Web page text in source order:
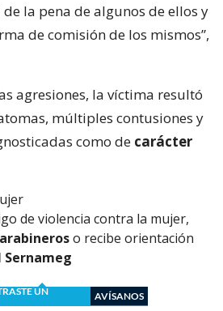
la pena de algunos de ellos y
de comisión de los mismos”,
agresiones, la víctima resultó
múltiples contusiones y
como de carácter
de violencia contra la mujer,
o recibe orientación
Sernameg
UN
AVÍSANOS